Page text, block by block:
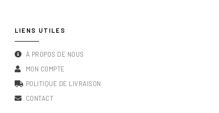
LIENS UTILES
À PROPOS DE NOUS
MON COMPTE
POLITIQUE DE LIVRAISON
CONTACT